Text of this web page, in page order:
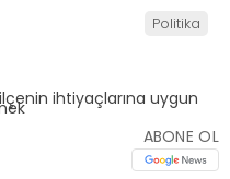
Politika
ABONE OL